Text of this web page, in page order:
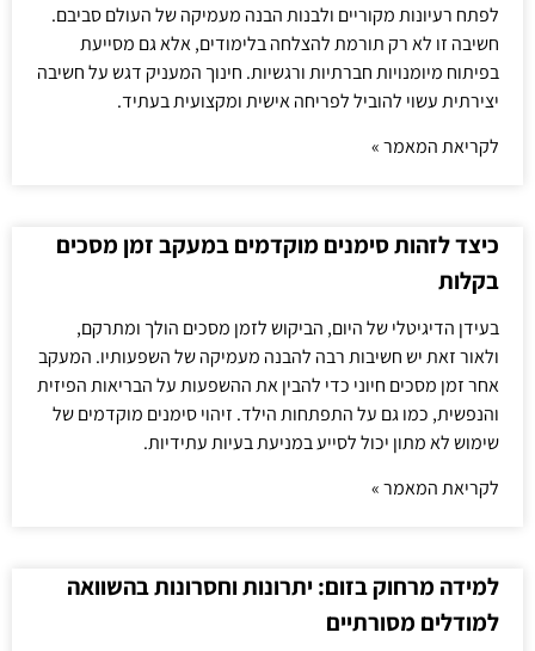
לפתח רעיונות מקוריים ולבנות הבנה מעמיקה של העולם סביבם.
חשיבה זו לא רק תורמת להצלחה בלימודים, אלא גם מסייעת
בפיתוח מיומנויות חברתיות ורגשיות. חינוך המעניק דגש על חשיבה
יצירתית עשוי להוביל לפריחה אישית ומקצועית בעתיד.
לקריאת המאמר »
כיצד לזהות סימנים מוקדמים במעקב זמן מסכים
בקלות
בעידן הדיגיטלי של היום, הביקוש לזמן מסכים הולך ומתרקם,
ולאור זאת יש חשיבות רבה להבנה מעמיקה של השפעותיו. המעקב
אחר זמן מסכים חיוני כדי להבין את ההשפעות על הבריאות הפיזית
והנפשית, כמו גם על התפתחות הילד. זיהוי סימנים מוקדמים של
שימוש לא מתון יכול לסייע במניעת בעיות עתידיות.
לקריאת המאמר »
למידה מרחוק בזום: יתרונות וחסרונות בהשוואה
למודלים מסורתיים